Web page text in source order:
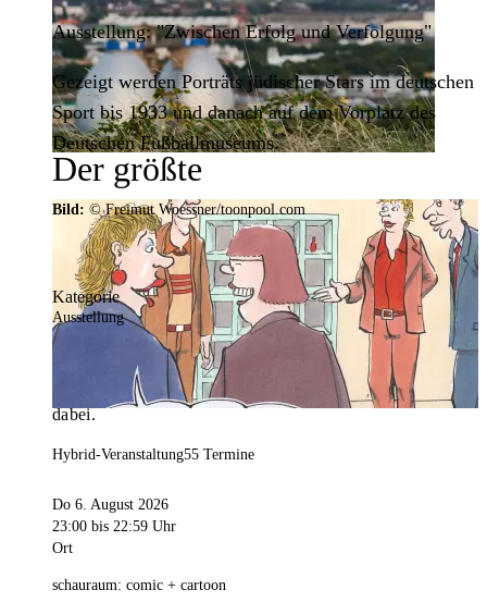
Der größte
Veranstaltungskalender der
Region
Mit weit über 4.000 Terminen ist der
Veranstaltungskalender der Stadt Dortmund der
umfangreichste der Region. Hier ist für alle was
dabei.
Ausstellung: "Zwischen Erfolg und Verfolgung"
Gezeigt werden Porträts jüdischer Stars im deutschen
Sport bis 1933 und danach auf dem Vorplatz des
Deutschen Fußballmuseums.
Bild: © Freimut Woessner/toonpool.com
Kategorie
Ausstellung
Hybrid-Veranstaltung55 Termine
Do 6. August 2026
23:00 bis 22:59 Uhr
Ort
schauraum: comic + cartoon